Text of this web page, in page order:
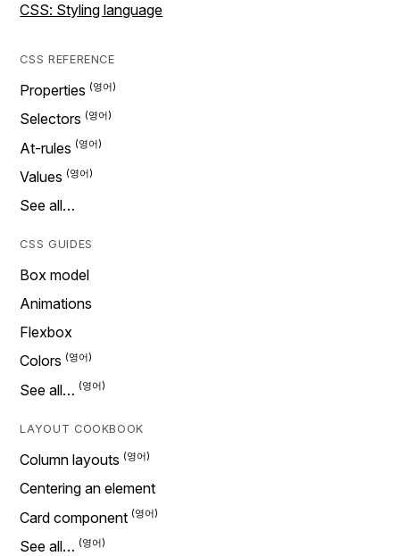
CSS: Styling language
CSS REFERENCE
Properties
Selectors
At-rules
Values
See all…
CSS GUIDES
Box model
Animations
Flexbox
Colors
See all…
LAYOUT COOKBOOK
Column layouts
Centering an element
Card component
See all…